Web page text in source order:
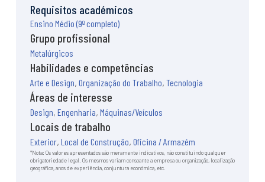
Transição digital e tecnológica
Sustentabilidade
Notícias e artigos
Formação
Estágios
Curiosidades
Quiz de personalidade
Sabias que…
Requisitos académicos
Ensino Médio (9º completo)
Grupo profissional
Metalúrgicos
Habilidades e competências
Arte e Design, Organização do Trabalho, Tecnologia
Áreas de interesse
Design, Engenharia, Máquinas/Veículos
Locais de trabalho
Exterior, Local de Construção, Oficina / Armazém
*Nota: Os valores apresentados são meramente indicativos, não constituindo qualquer
obrigatoriedade legal. Os mesmos variam consoante a empresa ou organização, localização
geográfica, anos de experiência, conjuntura económica, etc.